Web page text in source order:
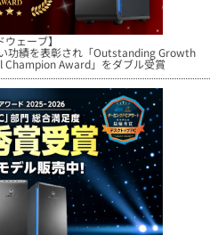
ウェーブ】
功績を表彰され 「Outstanding Growth
Award」をダブル受賞